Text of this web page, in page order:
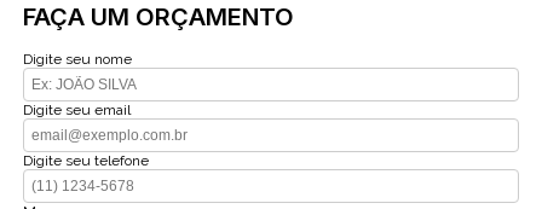
FAÇA UM ORÇAMENTO
Digite seu nome
Digite seu email
Digite seu telefone